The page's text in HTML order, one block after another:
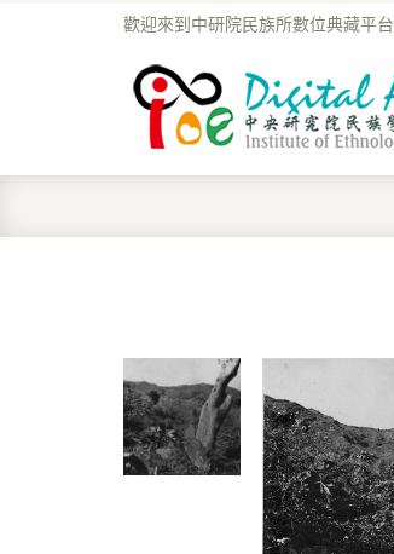
歡迎來到中研院民族所數位典藏平台